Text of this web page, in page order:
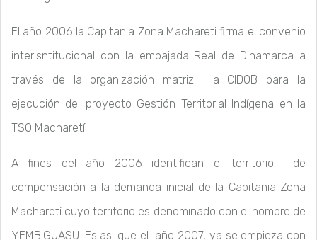
El año 2006 la Capitania Zona Machareti firma el convenio
interisntitucional con la embajada Real de Dinamarca a
través de la organización matriz la CIDOB para la
ejecución del proyecto Gestión Territorial Indígena en la
TSO Macharetí.
A fines del año 2006 identifican el territorio de
compensación a la demanda inicial de la Capitania Zona
Macharetí cuyo territorio es denominado con el nombre de
YEMBIGUASU. Es asi que el año 2007, ya se empieza con